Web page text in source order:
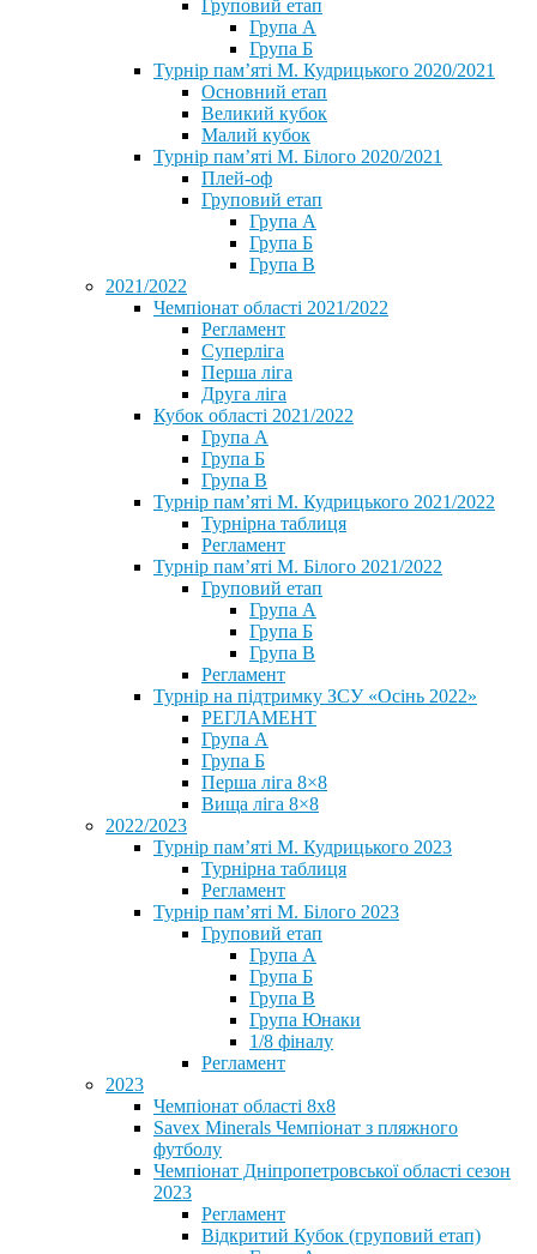
Груповий етап
Група А
Група Б
Турнір пам’яті М. Кудрицького 2020/2021
Основний етап
Великий кубок
Малий кубок
Турнір пам’яті М. Білого 2020/2021
Плей-оф
Груповий етап
Група А
Група Б
Група В
2021/2022
Чемпіонат області 2021/2022
Регламент
Суперліга
Перша ліга
Друга ліга
Кубок області 2021/2022
Група А
Група Б
Група В
Турнір пам’яті М. Кудрицького 2021/2022
Турнірна таблиця
Регламент
Турнір пам’яті М. Білого 2021/2022
Груповий етап
Група А
Група Б
Група В
Регламент
Турнір на підтримку ЗСУ «Осінь 2022»
РЕГЛАМЕНТ
Група А
Група Б
Перша ліга 8×8
Вища ліга 8×8
2022/2023
Турнір пам’яті М. Кудрицького 2023
Турнірна таблиця
Регламент
Турнір пам’яті М. Білого 2023
Груповий етап
Група А
Група Б
Група В
Група Юнаки
1/8 фіналу
Регламент
2023
Чемпіонат області 8х8
Savex Minerals Чемпіонат з пляжного
футболу
Чемпіонат Дніпропетровської області сезон
2023
Регламент
Відкритий Кубок (груповий етап)